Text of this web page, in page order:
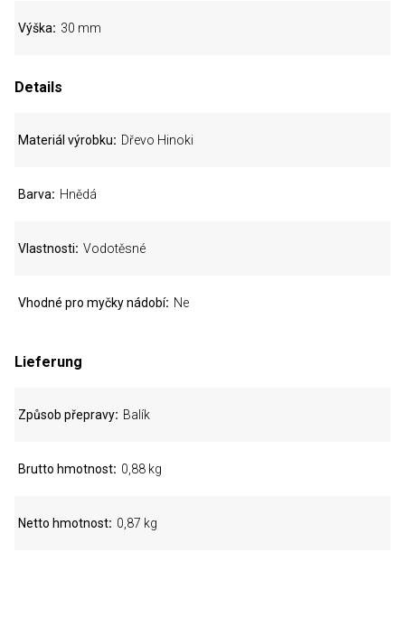
Výška 30 mm
Details
Materiál výrobku Dřevo Hinoki
Barva Hnědá
Vlastnosti Vodotěsné
Vhodné pro myčky nádobí Ne
Lieferung
Způsob přepravy Balík
Brutto hmotnost 0,88 kg
Netto hmotnost 0,87 kg